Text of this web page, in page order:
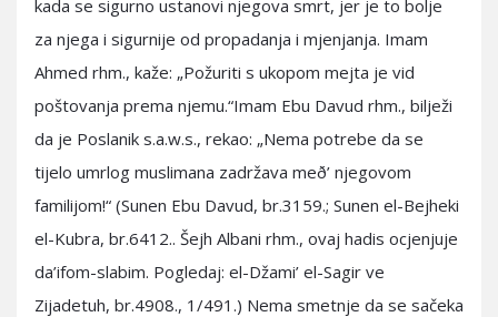
kada se sigurno ustanovi njegova smrt, jer je to bolje
za njega i sigurnije od propadanja i mjenjanja. Imam
Ahmed rhm., kaže: „Požuriti s ukopom mejta je vid
poštovanja prema njemu.“Imam Ebu Davud rhm., bilježi
da je Poslanik s.a.w.s., rekao: „Nema potrebe da se
tijelo umrlog muslimana zadržava með’ njegovom
familijom!“ (Sunen Ebu Davud, br.3159.; Sunen el-Bejheki
el-Kubra, br.6412.. Šejh Albani rhm., ovaj hadis ocjenjuje
da’ifom-slabim. Pogledaj: el-Džami’ el-Sagir ve
Zijadetuh, br.4908., 1/491.) Nema smetnje da se sačeka